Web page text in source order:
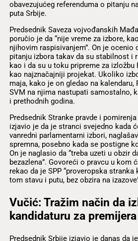
obavezujućeg referenduma o pitanju
puta Srbije.
Predsednik Saveza vojvođanskih
poručio je da “nije vreme za izbore,
njihovim raspisivanjem”. On je ocenio
pitanju izbora takav da su stabilnost i
kao i da su u toku pripreme za izložbu
kao najznačajniji projekat. Ukoliko
maja, kako je on gledao na kalendaru,
SVM na njima nastupati samostalno,
i prethodnih godina.
Predsednik Stranke pravde i
izjavio je da je stranci svejedno kada
vanredni parlamentarni izbori,
spremna, posebno kada se postigne
On je naglasio da “treba uzeti u obzir
bezazlena”. Govoreći o pravcu u kom
rekao da je SPP “proveropska
tom stavu i putu, bez obzira na
Vučić: Tražim način da
kandidaturu za premijera
Predsednik Srbije izjavio je danas da